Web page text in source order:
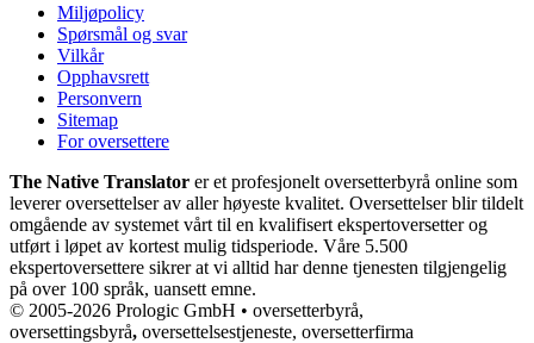
Miljøpolicy
Spørsmål og svar
Vilkår
Opphavsrett
Personvern
Sitemap
For oversettere
The Native Translator er et profesjonelt oversetterbyrå online som
leverer oversettelser av aller høyeste kvalitet. Oversettelser blir tildelt
omgående av systemet vårt til en kvalifisert ekspertoversetter og
utført i løpet av kortest mulig tidsperiode. Våre 5.500
ekspertoversettere sikrer at vi alltid har denne tjenesten tilgjengelig
på over 100 språk, uansett emne.
© 2005-2026 Prologic GmbH • oversetterbyrå,
oversettingsbyrå, oversettelsestjeneste, oversetterfirma